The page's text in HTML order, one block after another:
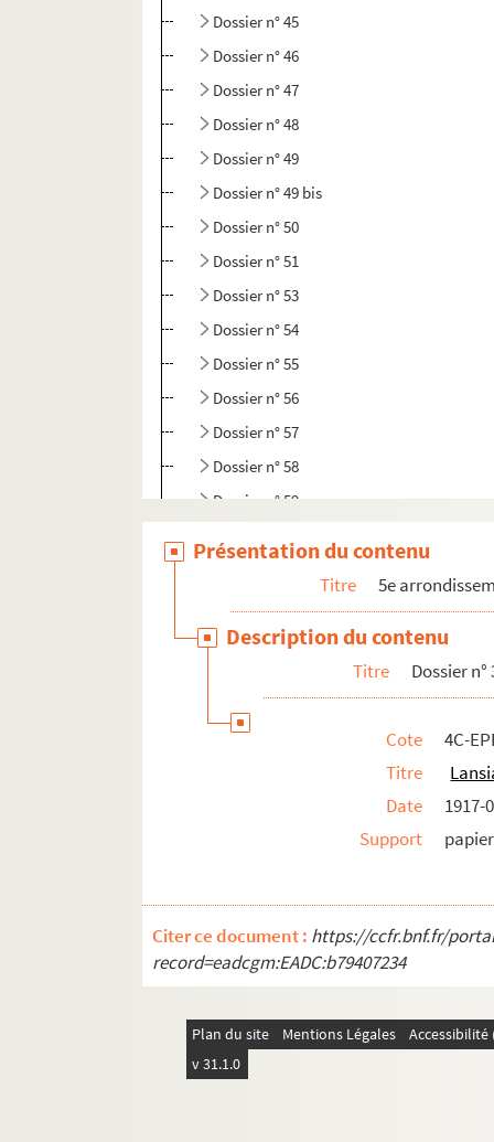
Dossier n° 45
Dossier n° 46
Dossier n° 47
Dossier n° 48
Dossier n° 49
Dossier n° 49 bis
Dossier n° 50
Dossier n° 51
Dossier n° 53
Dossier n° 54
Dossier n° 55
Dossier n° 56
Dossier n° 57
Dossier n° 58
Dossier n° 59
Dossier n° 62
Dossier n° 65
Dossier n° 66
Dossier n° 72
Dossier n° 73 bis
Dossier n° 74
Dossier n° 76
Dossier n° 79
Présentation du contenu
Titre 5e
Description du contenu
Titre Dossier n°
Cote
4C-
Titre
Date
1917-
Support
Citer ce document : https://ccfr.bnf.fr/
record=eadcgm:EADC:b79407234
Plan du site Mentions Légales
v 31.1.0